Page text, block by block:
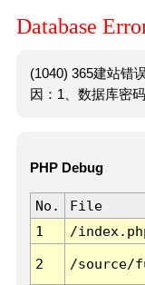
Database
(1040) 365建站错
因：1、数据库密
PHP Debug
No. File
1
/
2 /source/